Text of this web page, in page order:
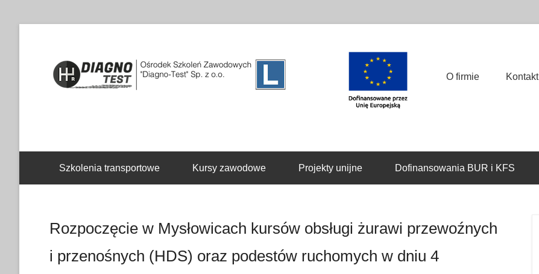
Główne menu
Przejdź to treści
O firmie Kontakt
Szkolenia transportowe
Kursy zawodowe Projekty unijne Dofinansowania BUR i KFS
Rozpoczęcie w Mysłowicach kursów obsługi żurawi przewoźnych
i przenośnych (HDS) oraz podestów ruchomych w dniu 4